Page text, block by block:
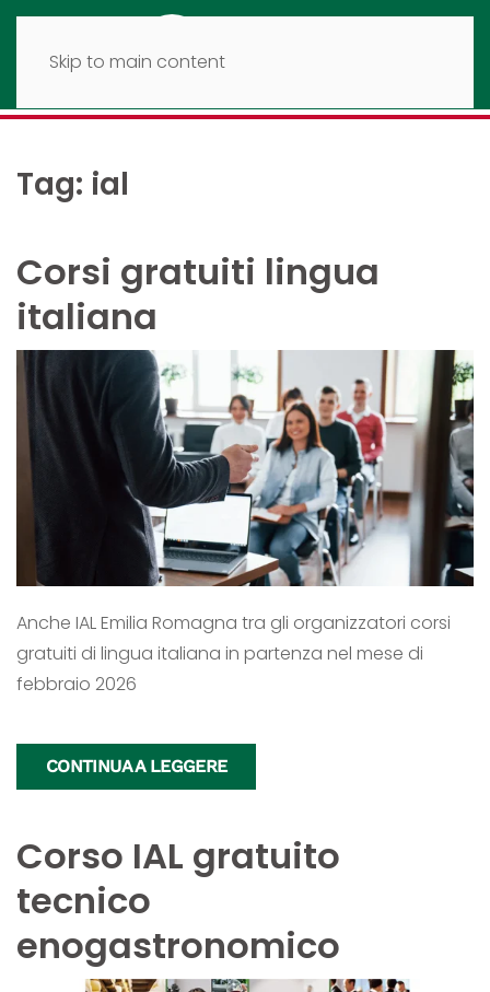
Skip to main content
Tag: ial
Corsi gratuiti lingua
italiana
Anche IAL Emilia Romagna tra gli organizzatori corsi
gratuiti di lingua italiana in partenza nel mese di
febbraio 2026
CONTINUA A LEGGERE
Corso IAL gratuito
tecnico
enogastronomico